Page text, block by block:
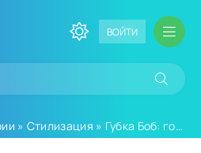
ВОЙТИ
» Стилизация » Губка Боб: готовка бургеров! [Мод много денег и алмазов]